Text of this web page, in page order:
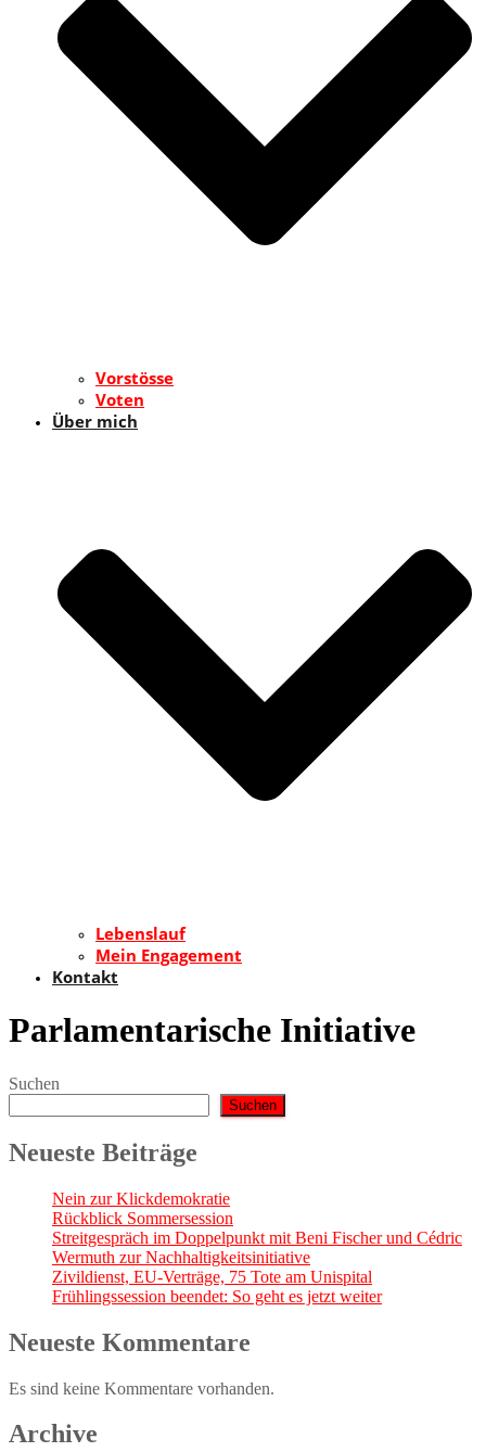
Vorstösse
Voten
Über mich
Lebenslauf
Mein Engagement
Kontakt
Parlamentarische Initiative
Suchen
Suchen
Neueste Beiträge
Nein zur Klickdemokratie
Rückblick Sommersession
Streitgespräch im Doppelpunkt mit Beni Fischer und Cédric
Wermuth zur Nachhaltigkeitsinitiative
Zivildienst, EU-Verträge, 75 Tote am Unispital
Frühlingssession beendet: So geht es jetzt weiter
Neueste Kommentare
Es sind keine Kommentare vorhanden.
Archive